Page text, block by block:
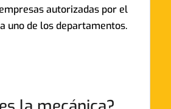
autorizadas por el
uno de los departamentos.